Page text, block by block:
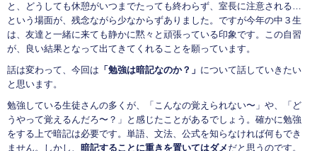
と、どうしても休憩がいつまでたっても終わらず、室長に注意される…
という場面が、残念ながら少なからずありました。ですが今年の中３生
は、友達と一緒に来ても静かに黙々と頑張っている印象です。この自習
が、良い結果となって出てきてくれることを願っています。
話は変わって、今回は 「勉強は暗記なのか？」 について話していきたい
と思います。
勉強している生徒さんの多くが、「こんなの覚えられない〜」や、「ど
うやって覚えるんだろ〜？」と感じたことがあるでしょう。確かに勉強
をする上で暗記は必要です。単語、文法、公式を知らなければ何もでき
ません。しかし、 暗記することに重きを置いてはダメ だと思うのです。